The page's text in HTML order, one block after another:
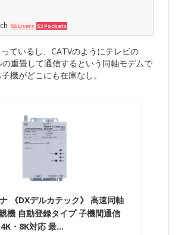
隙間にも配線できるCAT5eケーブルを試してみた。
55 Users 52 Pockets
ているし、CATVのようにテレビの
重畳して通信するという同軸モデムで
機がどこにも在庫なし。
《DXデルカテック》 高速同軸
機 自動登録タイプ 子機間通信
・8K対応 最…